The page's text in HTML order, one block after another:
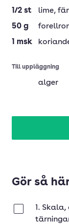
1/2 st lime,
50 g
1 msk
Till uppläggning
alger
Gör så
1.